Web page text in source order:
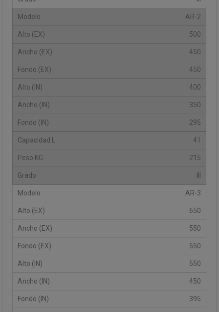
AR-2
500
450
450
400
350
295
41
215
AR-3
650
550
550
550
450
395